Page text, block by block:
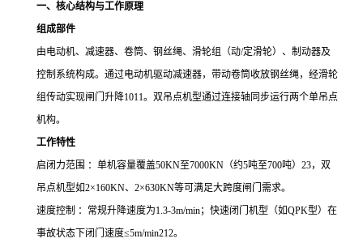
一、核心结构与工作原理
组成部件
由电动机、减速器、卷筒、钢丝绳、滑轮组（动/定滑轮）、制动器及
控制系统构成。通过电动机驱动减速器，带动卷筒收放钢丝绳，经滑轮
组传动实现闸门升降1011。双吊点机型通过连接轴同步运行两个单吊点
机构。
工作特性
启闭力范围 ：单机容量覆盖50KN至7000KN （约5吨至700吨） 23，双
吊点机型如2×160KN、 2×630KN等可满足大跨度闸门需求。
速度控制 ：常规升降速度为1.3-3m/min；快速闭门机型（如QPK型）在
事故状态下闭门速度≤5m/min212。